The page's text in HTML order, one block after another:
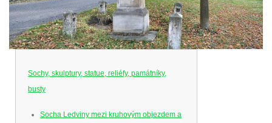
Sochy, skulptury, statue, reliéfy, památníky,
busty
Socha Ledviny mezi kruhovým objezdem a